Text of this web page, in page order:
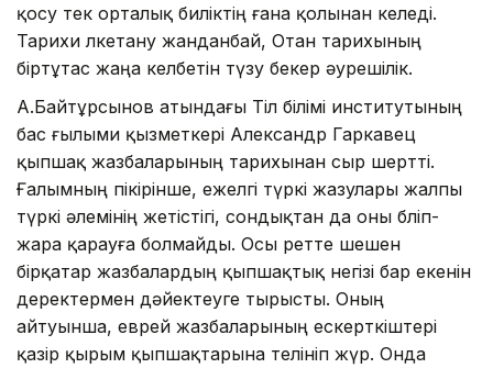
қосу тек орталық биліктің ғана қолынан келеді.
Тарихи өлкетану жанданбай, Отан тарихының
біртұтас жаңа келбетін түзу бекер әурешілік.
А.Байтұрсынов атындағы Тіл білімі институтының
бас ғылыми қыз­меткері Александр Гаркавец
қыпшақ жазбаларының тарихынан сыр шертті.
Ғалымның пікірінше, ежелгі түркі жазулары жалпы
түркі әлемінің жетістігі, сондықтан да оны бөліп-
жара қарауға болмайды. Осы ретте шешен
бірқатар жазбалардың қыпшақтық негізі бар екенін
деректермен дәйектеуге тырысты. Оның
айтуынша, еврей жазбаларының ескерткіштері
қазір қырым қыпшақтарына телініп жүр. Онда